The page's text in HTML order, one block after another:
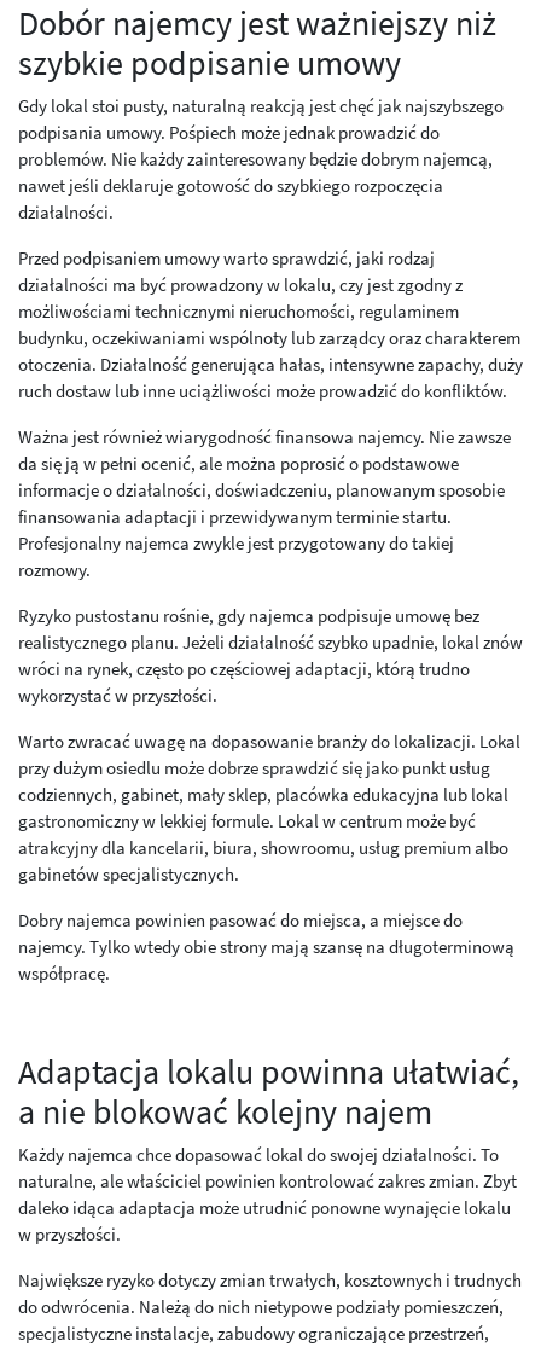
Dobór najemcy jest ważniejszy niż
szybkie podpisanie umowy
Gdy lokal stoi pusty, naturalną reakcją jest chęć jak najszybszego
podpisania umowy. Pośpiech może jednak prowadzić do
problemów. Nie każdy zainteresowany będzie dobrym najemcą,
nawet jeśli deklaruje gotowość do szybkiego rozpoczęcia
działalności.
Przed podpisaniem umowy warto sprawdzić, jaki rodzaj
działalności ma być prowadzony w lokalu, czy jest zgodny z
możliwościami technicznymi nieruchomości, regulaminem
budynku, oczekiwaniami wspólnoty lub zarządcy oraz charakterem
otoczenia. Działalność generująca hałas, intensywne zapachy, duży
ruch dostaw lub inne uciążliwości może prowadzić do konfliktów.
Ważna jest również wiarygodność finansowa najemcy. Nie zawsze
da się ją w pełni ocenić, ale można poprosić o podstawowe
informacje o działalności, doświadczeniu, planowanym sposobie
finansowania adaptacji i przewidywanym terminie startu.
Profesjonalny najemca zwykle jest przygotowany do takiej
rozmowy.
Ryzyko pustostanu rośnie, gdy najemca podpisuje umowę bez
realistycznego planu. Jeżeli działalność szybko upadnie, lokal znów
wróci na rynek, często po częściowej adaptacji, którą trudno
wykorzystać w przyszłości.
Warto zwracać uwagę na dopasowanie branży do lokalizacji. Lokal
przy dużym osiedlu może dobrze sprawdzić się jako punkt usług
codziennych, gabinet, mały sklep, placówka edukacyjna lub lokal
gastronomiczny w lekkiej formule. Lokal w centrum może być
atrakcyjny dla kancelarii, biura, showroomu, usług premium albo
gabinetów specjalistycznych.
Dobry najemca powinien pasować do miejsca, a miejsce do
najemcy. Tylko wtedy obie strony mają szansę na długoterminową
współpracę.
Adaptacja lokalu powinna ułatwiać,
a nie blokować kolejny najem
Każdy najemca chce dopasować lokal do swojej działalności. To
naturalne, ale właściciel powinien kontrolować zakres zmian. Zbyt
daleko idąca adaptacja może utrudnić ponowne wynajęcie lokalu
w przyszłości.
Największe ryzyko dotyczy zmian trwałych, kosztownych i trudnych
do odwrócenia. Należą do nich nietypowe podziały pomieszczeń,
specjalistyczne instalacje, zabudowy ograniczające przestrzeń,